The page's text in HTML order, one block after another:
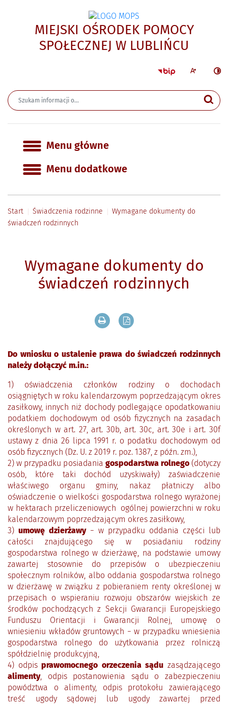
MIEJSKI OŚRODEK POMOCY
SPOŁECZNEJ W LUBLIŃCU
StronaWiększa
Wyszukiwarka
Menu główne
Menu główne
Menu dodatkowe
Start Świadczenia rodzinne
Wymagane dokumenty do
świadczeń rodzinnych
Wymagane dokumenty do
świadczeń rodzinnych
Drukuj zawartość bieżącej strony
Zapisz tekst bieżącej
Do wniosku o ustalenie prawa do świadczeń rodzinnych
należy dołączyć m.in.:
1) oświadczenia członków rodziny o dochodach
osiągniętych w roku kalendarzowym poprzedzającym okres
zasiłkowy, innych niż dochody podlegające opodatkowaniu
podatkiem dochodowym od osób fizycznych na zasadach
określonych w art. 27, art. 30b, art. 30c, art. 30e i art. 30f
ustawy z dnia 26 lipca 1991 r. o podatku dochodowym od
osób fizycznych (Dz. U. z 2019 r. poz. 1387, z późn. zm.),
2) w przypadku posiadania gospodarstwa rolnego(dotyczy
osób, które taki dochód uzyskiwały) zaświadczenie
właściwego organu gminy, nakaz płatniczy albo
oświadczenie o wielkości gospodarstwa rolnego wyrażonej
w hektarach przeliczeniowych ogólnej powierzchni w roku
kalendarzowym poprzedzającym okres zasiłkowy,
3) umowę dzierżawy− w przypadku oddania części lub
całości znajdującego się w posiadaniu rodziny
gospodarstwa rolnego w dzierżawę, na podstawie umowy
zawartej stosownie do przepisów o ubezpieczeniu
społecznym rolników, albo oddania gospodarstwa rolnego
w dzierżawę w związku z pobieraniem renty określonej w
przepisach o wspieraniu rozwoju obszarów wiejskich ze
środków pochodzących z Sekcji Gwarancji Europejskiego
Funduszu Orientacji i Gwarancji Rolnej, umowę o
wniesieniu wkładów gruntowych − w przypadku wniesienia
gospodarstwa rolnego do użytkowania przez rolniczą
spółdzielnię produkcyjną,
4) odpisprawomocnego orzeczenia sądu zasądzającego
alimenty, odpis postanowienia sądu o zabezpieczeniu
powództwa o alimenty, odpis protokołu zawierającego
treść ugody sądowej lub ugody zawartej przed